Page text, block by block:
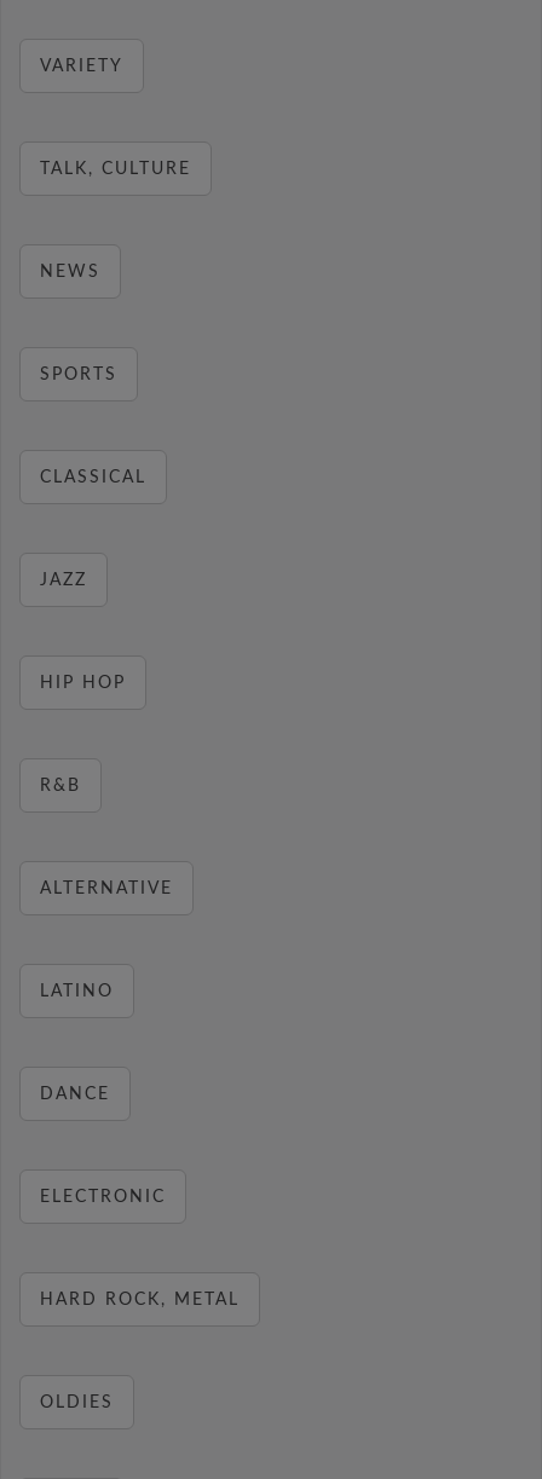
VARIETY
TALK, CULTURE
NEWS
SPORTS
CLASSICAL
JAZZ
HIP HOP
R&B
ALTERNATIVE
LATINO
DANCE
ELECTRONIC
HARD ROCK, METAL
OLDIES